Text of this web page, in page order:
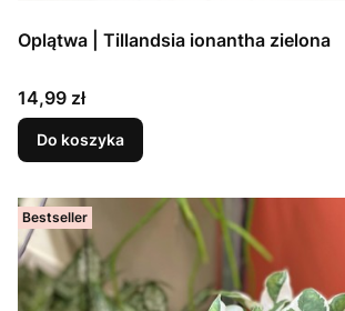
Oplątwa | Tillandsia ionantha zielona
Cena
14,99 zł
Do koszyka
Bestseller